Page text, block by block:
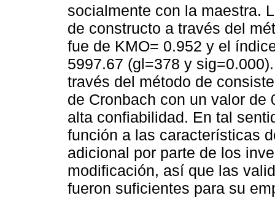
socialmente con la maestra.
de constructo a través del
fue de KMO= 0.952 y el
5997.67 (gl=378 y
través del método de
de Cronbach con un valor de
alta confiabilidad. En tal
función a las características
adicional por parte de los
modificación, así que las
fueron suficientes para su